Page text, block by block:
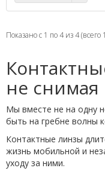
Показано с 1 по 4 из 4 (всего
не снимая
Мы вместе не на одну
быть на гребне волны
Контактные линзы
жизнь мобильной и
уходу за ними.